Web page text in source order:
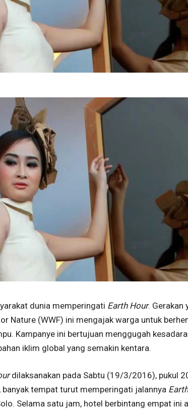
dunia memperingati Earth Hour. Gerakan
Nature (WWF) ini mengajak warga untuk
Kampanye ini bertujuan menggugah
iklim global yang semakin kentara.
dilaksanakan pada Sabtu (19/3/2016), pukul
banyak tempat turut memperingati jalannya
Selama satu jam, hotel berbintang empat ini